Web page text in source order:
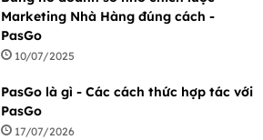
Marketing Nhà Hàng đúng cách -
PasGo
10/07/2025
PasGo là gì - Các cách thức hợp tác với
PasGo
17/07/2026